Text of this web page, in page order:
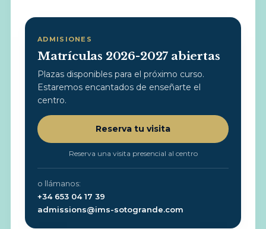
ADMISIONES
Matrículas 2026-2027 abiertas
Plazas disponibles para el próximo curso.
Estaremos encantados de enseñarte el
centro.
Reserva tu visita
Reserva una visita presencial al centro
o llámanos:
+34 653 04 17 39
admissions@ims-sotogrande.com